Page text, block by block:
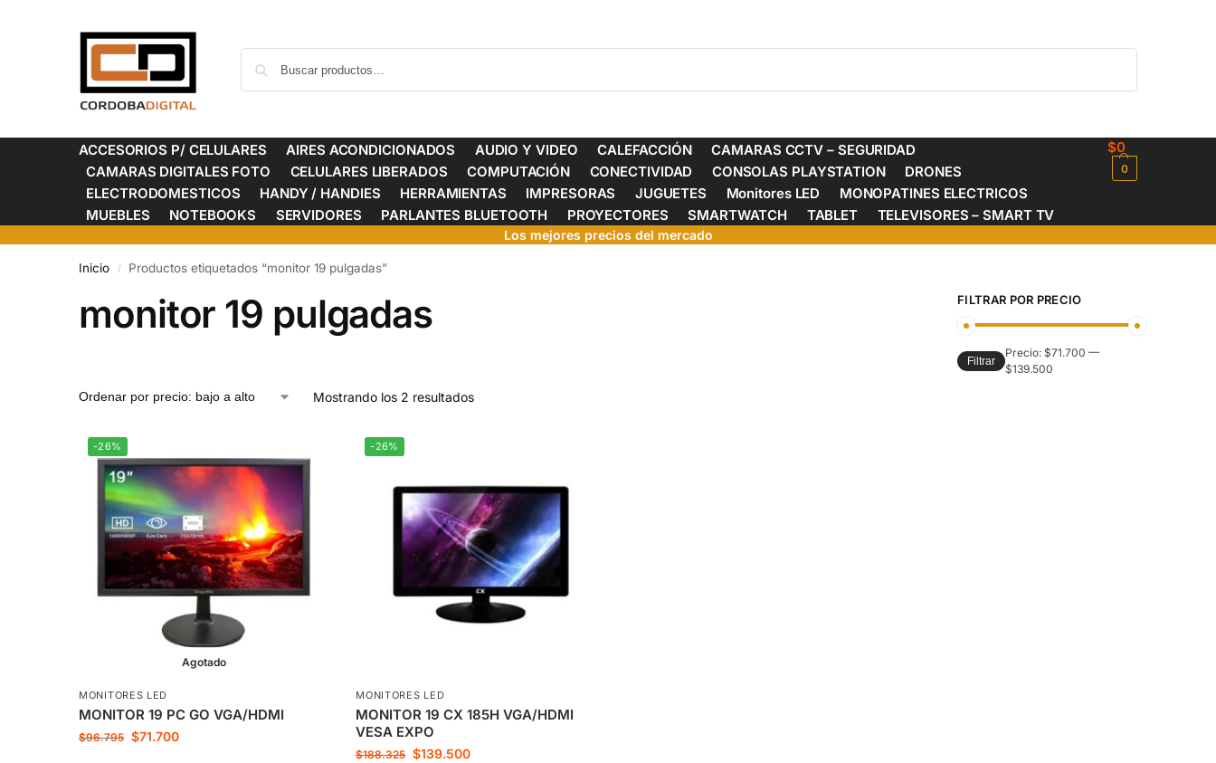
ACCESORIOS P/ CELULARES AIRES ACONDICIONADOS AUDIO Y VIDEO CALEFACCIÓN
CAMARAS CCTV – SEGURIDAD
CAMARAS DIGITALES FOTO
CELULARES LIBERADOS COMPUTACIÓN CONECTIVIDAD CONSOLAS PLAYSTATION
DRONES
ELECTRODOMESTICOS
HANDY / HANDIES HERRAMIENTAS IMPRESORAS JUGUETES Monitores LED
MONOPATINES ELECTRICOS
MUEBLES
NOTEBOOKS SERVIDORES PARLANTES BLUETOOTH PROYECTORES SMARTWATCH TABLET TELEVISORES – SMART TV
$0
0
Los mejores precios del mercado
Inicio / Productos etiquetados “monitor 19 pulgadas”
monitor 19 pulgadas
Mostrando los 2 resultados
-26%
Agotado
MONITORES LED
MONITOR 19 PC GO VGA/HDMI
$96.795 $71.700
-26%
MONITORES LED
MONITOR 19 CX 185H VGA/HDMI
VESA EXPO
$188.325 $139.500
FILTRAR POR PRECIO
Filtrar
Precio: $71.700 —
$139.500